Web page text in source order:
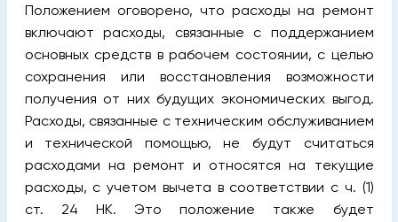
Положением оговорено, что расходы на ремонт
включают расходы, связанные с поддержанием
основных средств в рабочем состоянии, с целью
сохранения или восстановления возможности
получения от них будущих экономических выгод.
Расходы, связанные с техническим обслуживанием
и технической помощью, не будут считаться
расходами на ремонт и относятся на текущие
расходы, с учетом вычета в соответствии с ч. (1)
ст. 24 НК. Это положение также будет